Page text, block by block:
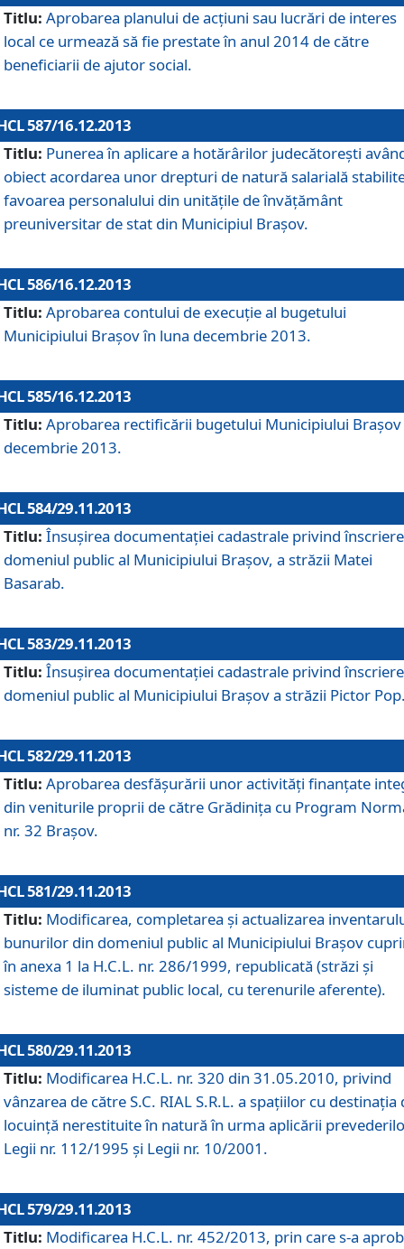
Titlu: Aprobarea planului de acţiuni sau lucrări de interes
local ce urmează să fie prestate în anul 2014 de către
beneficiarii de ajutor social.
587/16.12.2013
Titlu: Punerea în aplicare a hotărârilor judecătoreşti
obiect acordarea unor drepturi de natură salarială
favoarea personalului din unităţile de învăţământ
preuniversitar de stat din Municipiul Braşov.
586/16.12.2013
Titlu: Aprobarea contului de execuţie al bugetului
Municipiului Braşov în luna decembrie 2013.
585/16.12.2013
Titlu: Aprobarea rectificării bugetului Municipiului Braşov
decembrie 2013.
584/29.11.2013
Titlu: Însuşirea documentaţiei cadastrale privind
domeniul public al Municipiului Braşov, a străzii Matei
Basarab.
583/29.11.2013
Titlu: Însuşirea documentaţiei cadastrale privind
domeniul public al Municipiului Braşov a străzii Pictor
582/29.11.2013
Titlu: Aprobarea desfăşurării unor activităţi finanţate
din veniturile proprii de către Grădiniţa cu Program
nr. 32 Braşov.
581/29.11.2013
Titlu: Modificarea, completarea şi actualizarea
bunurilor din domeniul public al Municipiului Braşov
în anexa 1 la H.C.L. nr. 286/1999, republicată (străzi şi
sisteme de iluminat public local, cu terenurile aferente).
580/29.11.2013
Titlu: Modificarea H.C.L. nr. 320 din 31.05.2010, privind
vânzarea de către S.C. RIAL S.R.L. a spaţiilor cu destinaţia
locuinţă nerestituite în natură în urma aplicării
Legii nr. 112/1995 şi Legii nr. 10/2001.
579/29.11.2013
Titlu: Modificarea H.C.L. nr. 452/2013, prin care s-a